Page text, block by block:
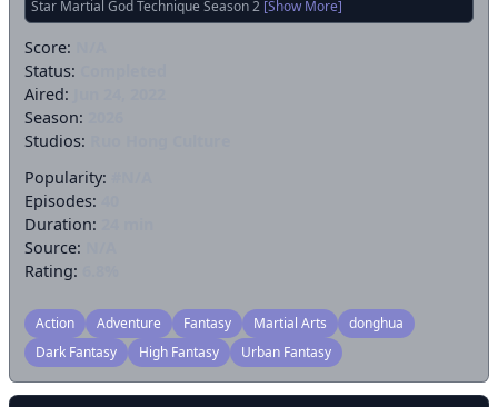
Star Martial God Technique Season 2 [Show More]
Score:
Status:
Aired:
Season:
Studios:
Popularity:
Episodes:
Duration:
Source:
Rating:
Action Adventure Fantasy Martial Arts
donghua
Dark Fantasy
High Fantasy Urban Fantasy